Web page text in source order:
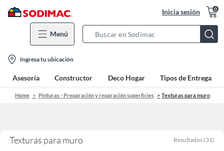
Inicia sesión 0
Menú
Bar
location-
icon
Ingresa tu ubicación
Asesoría Constructor Deco Hogar Tipos de Entrega
Home Pinturas - Preparación y reparación superficies Texturas para muro
Texturas para muro Resultados (31)